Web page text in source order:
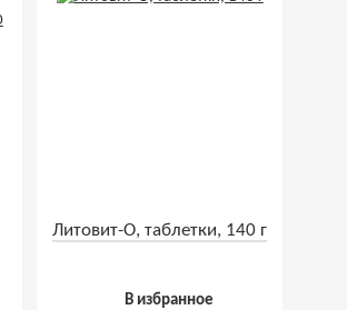
Литовит-О, таблетки, 140 г
В избранное